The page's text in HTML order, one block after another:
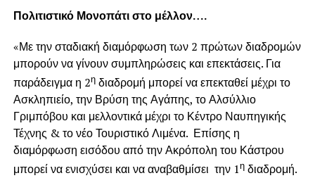
Πολιτιστικό Μονοπάτι στο μέλλον….
«Με την σταδιακή διαμόρφωση των 2 πρώτων διαδρομών
μπορούν να γίνουν συμπληρώσεις και επεκτάσεις. Για
παράδειγμα η 2ηδιαδρομή μπορεί να επεκταθεί μέχρι το
Ασκληπιείο, την Βρύση της Αγάπης, το Αλσύλλιο
Γριμπόβου και μελλοντικά μέχρι το Κέντρο Ναυπηγικής
Τέχνης & το νέο Τουριστικό Λιμένα. Επίσης η
διαμόρφωση εισόδου από την Ακρόπολη του Κάστρου
μπορεί να ενισχύσει και να αναβαθμίσει την 1ηδιαδρομή.